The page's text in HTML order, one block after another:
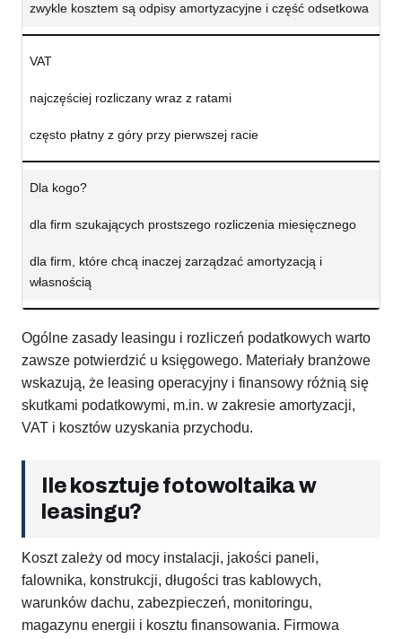
zwykle kosztem są odpisy amortyzacyjne i część odsetkowa
VAT
najczęściej rozliczany wraz z ratami
często płatny z góry przy pierwszej racie
Dla kogo?
dla firm szukających prostszego rozliczenia miesięcznego
dla firm, które chcą inaczej zarządzać amortyzacją i
własnością
Ogólne zasady leasingu i rozliczeń podatkowych warto
zawsze potwierdzić u księgowego. Materiały branżowe
wskazują, że leasing operacyjny i finansowy różnią się
skutkami podatkowymi, m.in. w zakresie amortyzacji,
VAT i kosztów uzyskania przychodu.
Ile kosztuje fotowoltaika w
leasingu?
Koszt zależy od mocy instalacji, jakości paneli,
falownika, konstrukcji, długości tras kablowych,
warunków dachu, zabezpieczeń, monitoringu,
magazynu energii i kosztu finansowania. Firmowa